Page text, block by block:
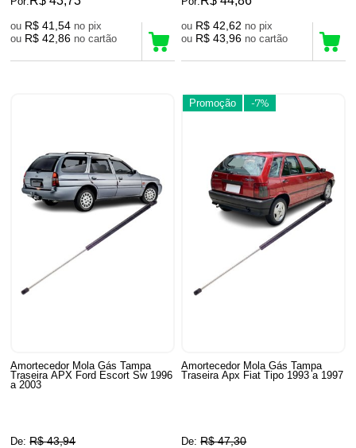
ou R$ 41,54
no pix
ou R$ 42,86 no cartão
ou R$ 42,62
no pix
ou R$ 43,96 no cartão
Amortecedor Mola Gás Tampa
Traseira APX Ford Escort Sw 1996
a 2003
De: R$ 43,94
Promoção -7%
Amortecedor Mola Gás Tampa
Traseira Apx Fiat Tipo 1993 a 1997
De: R$ 47,30